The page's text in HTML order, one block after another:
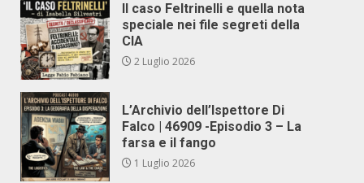
Il caso Feltrinelli e quella nota
speciale nei file segreti della
CIA
2 Luglio 2026
L’Archivio dell’Ispettore Di
Falco | 46909 -Episodio 3 – La
farsa e il fango
1 Luglio 2026